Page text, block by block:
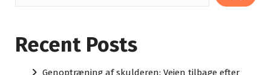
Recent Posts
Genoptræning af skulderen: Vejen tilbage efter